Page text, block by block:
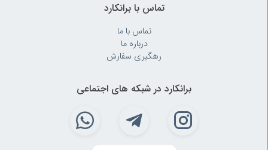
تماس با برانکارد
تماس با ما
درباره ما
رهگیری سفارش
برانکارد در شبکه های اجتماعی